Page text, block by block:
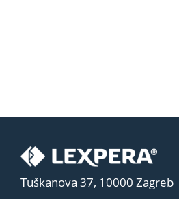
Tuškanova 37, 10000 Zagreb